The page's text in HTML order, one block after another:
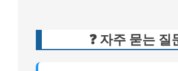
❓ 자주 묻는 질